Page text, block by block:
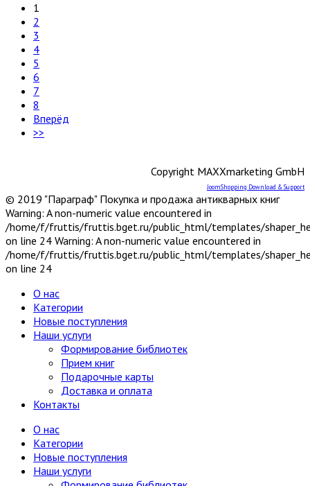
1
2
3
4
5
6
7
8
Вперёд
>>
Copyright MAXXmarketing GmbH
JoomShopping Download & Support
© 2019 "Параграф" Покупка и продажа антикварных книг
Warning: A non-numeric value encountered in
/home/f/fruttis/fruttis.bget.ru/public_html/templates/
on line 24 Warning: A non-numeric value encountered in
/home/f/fruttis/fruttis.bget.ru/public_html/templates/
on line 24
О нас
Категории
Новые поступления
Наши услуги
Формирование библиотек
Прием книг
Подарочные карты
Доставка и оплата
Контакты
О нас
Категории
Новые поступления
Наши услуги